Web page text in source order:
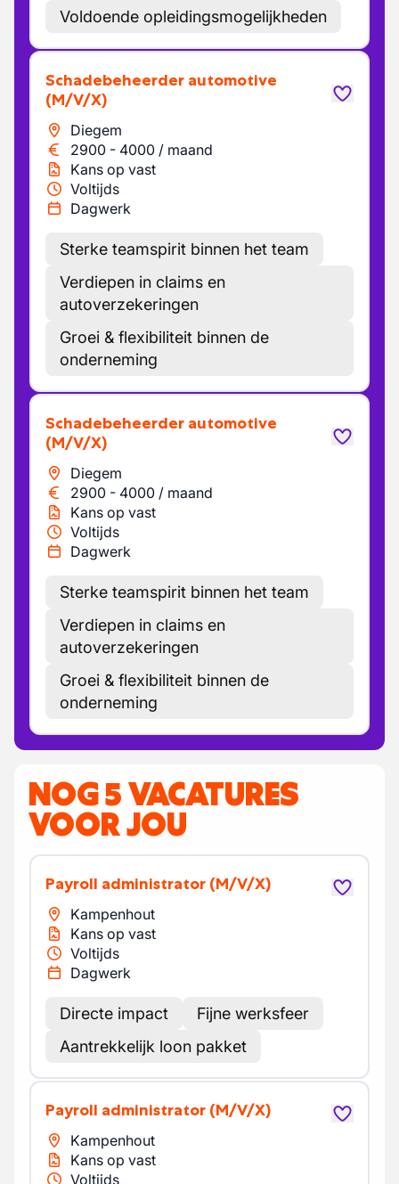
Voldoende opleidingsmogelijkheden
Schadebeheerder automotive
(M/V/X)
Diegem
2900 - 4000 / maand
Kans op vast
Voltijds
Dagwerk
Sterke teamspirit binnen het team
Verdiepen in claims en
autoverzekeringen
Groei & flexibiliteit binnen de
onderneming
Schadebeheerder automotive
(M/V/X)
Diegem
2900 - 4000 / maand
Kans op vast
Voltijds
Dagwerk
Sterke teamspirit binnen het team
Verdiepen in claims en
autoverzekeringen
Groei & flexibiliteit binnen de
onderneming
NOG 5 VACATURES
VOOR JOU
Payroll administrator (M/V/X)
Kampenhout
Kans op vast
Voltijds
Dagwerk
Directe impact
Fijne werksfeer
Aantrekkelijk loon pakket
Payroll administrator (M/V/X)
Kampenhout
Kans op vast
Voltijds